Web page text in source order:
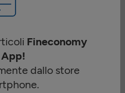
semplice.
Code
Fineconomy
dallo store